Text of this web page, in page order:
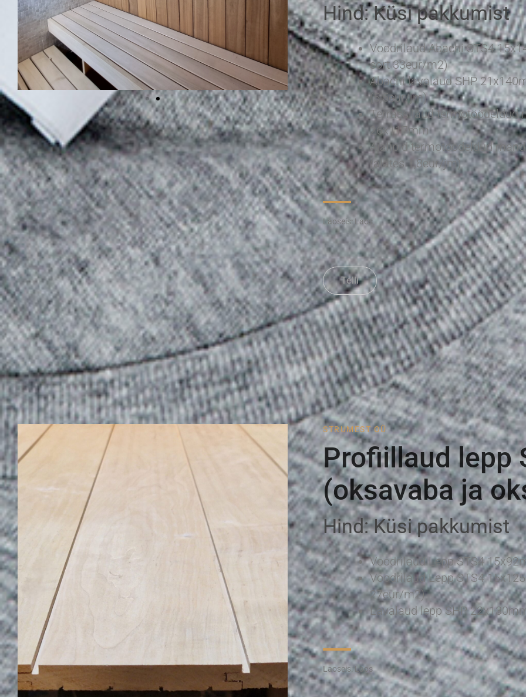
Hind: Küsi pakkumist
Voodrilaud Abachi STS4
sort 33eur/m2)
Abachi lavalaud SHP
(5,5eur/jm)
Terrassilaud termotöödeldud
26x117mm
Aialipid termotöödeldud
(alates 1,8eur/jm)
Laoseis: Laos
Telli
STRUMEST OÜ
Profiillaud lepp
(oksavaba ja
Hind: Küsi pakkumist
Voodrilaud Lepp STS4
Voodrilaud Lepp STS4
27eur/m2)
Lavalaud lepp SHP
Laoseis:Laos